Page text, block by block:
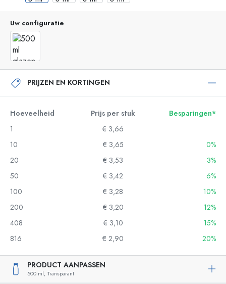
Uw configuratie
PRIJZEN EN KORTINGEN
Hoeveelheid Prijs per stuk
Besparingen*
1
€ 3,66
10
€ 3,65
0%
20
€ 3,53
3%
50
€ 3,42
6%
100
€ 3,28
10%
200
€ 3,20
12%
408
€ 3,10
15%
816
€ 2,90 20%
PRODUCT AANPASSEN
500 ml, Transparant